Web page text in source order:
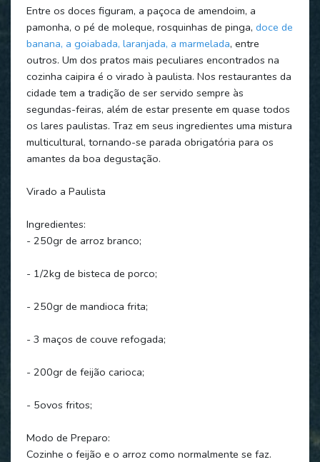
Entre os doces figuram, a paçoca de amendoim, a
pamonha, o pé de moleque, rosquinhas de pinga, doce de
banana, a goiabada, laranjada, a marmelada, entre
outros. Um dos pratos mais peculiares encontrados na
cozinha caipira é o virado à paulista. Nos restaurantes da
cidade tem a tradição de ser servido sempre às
segundas-feiras, além de estar presente em quase todos
os lares paulistas. Traz em seus ingredientes uma mistura
multicultural, tornando-se parada obrigatória para os
amantes da boa degustação.
Virado a Paulista
Ingredientes:
- 250gr de arroz branco;
- 1/2kg de bisteca de porco;
- 250gr de mandioca frita;
- 3 maços de couve refogada;
- 200gr de feijão carioca;
- 5ovos fritos;
Modo de Preparo:
Cozinhe o feijão e o arroz como normalmente se faz.